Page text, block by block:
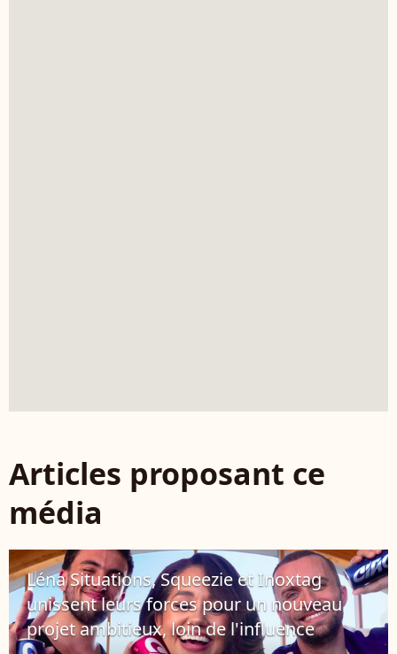
Articles proposant ce
média
Léna Situations, Squeezie et Inoxtag
unissent leurs forces pour un nouveau
projet ambitieux, loin de l'influence